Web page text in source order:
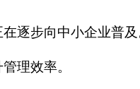
逐步向中小企业普及
理效率。